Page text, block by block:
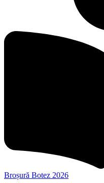
Broșură Botez 2026